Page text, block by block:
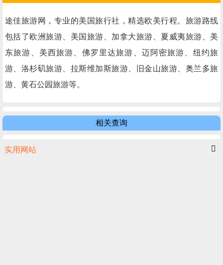
途佳旅游网，专业的美国旅行社，精选欧美行程。旅游路线
包括了欧洲旅游、美国旅游、加拿大旅游、夏威夷旅游、美
东旅游、美西旅游、佛罗里达旅游、迈阿密旅游、纽约旅
游、洛杉矶旅游、拉斯维加斯旅游、旧金山旅游、奥兰多旅
游、黄石公园旅游等。
相关查询
实用网站